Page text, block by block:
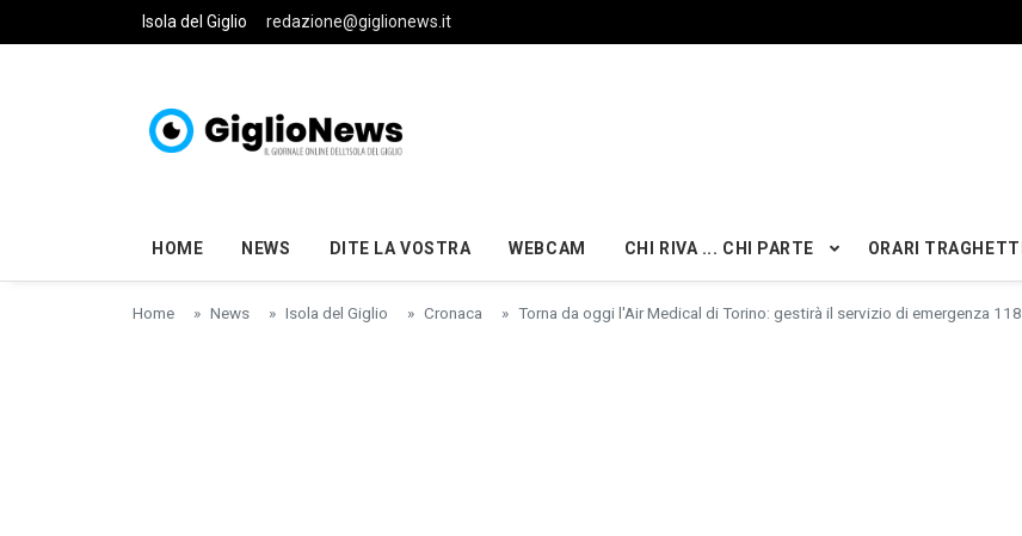
Skip to main content
Isola del Giglio redazione@giglionews.it
HOME NEWS DITE LA VOSTRA WEBCAM CHI RIVA ... CHI PARTE ORARI TRAGHETTI
Home News Isola del Giglio Cronaca Torna da oggi l'Air Medical di Torino: gestirà il servizio di emergenza 118